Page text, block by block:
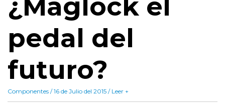
¿Maglock el
pedal del
futuro?
Componentes / 16 de Julio del 2015 / Leer +